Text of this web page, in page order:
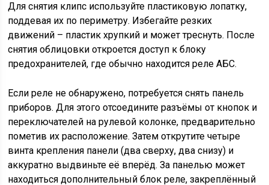
Для снятия клипс используйте пластиковую лопатку,
поддевая их по периметру. Избегайте резких
движений – пластик хрупкий и может треснуть. После
снятия облицовки откроется доступ к блоку
предохранителей, где обычно находится реле АБС.
Если реле не обнаружено, потребуется снять панель
приборов. Для этого отсоедините разъёмы от кнопок и
переключателей на рулевой колонке, предварительно
пометив их расположение. Затем открутите четыре
винта крепления панели (два сверху, два снизу) и
аккуратно выдвиньте её вперёд. За панелью может
находиться дополнительный блок реле, закреплённый